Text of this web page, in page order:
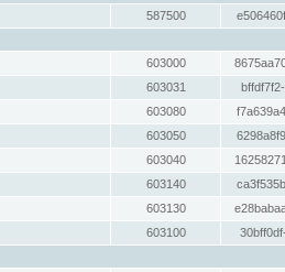
587500
603000
603031
603080
603050
603040
603140
603130
603100